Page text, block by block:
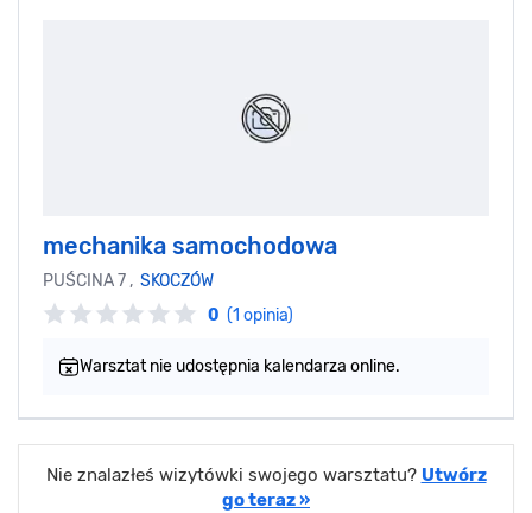
mechanika samochodowa
PUŚCINA 7 , SKOCZÓW
0 (1 opinia)
Warsztat nie udostępnia kalendarza online.
Nie znalazłeś wizytówki swojego warsztatu? Utwórz
go teraz »